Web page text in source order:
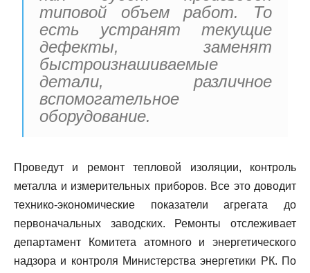
типовой объем работ. То
есть устранят текущие
дефекты, заменят
быстроизнашиваемые
детали, различное
вспомогательное
оборудование.
Проведут и ремонт тепловой изоляции, контроль
металла и измерительных приборов. Все это доводит
технико-экономические показатели агрегата до
первоначальных заводских. Ремонты отслеживает
департамент Комитета атомного и энергетического
надзора и контроля Министерства энергетики РК. По